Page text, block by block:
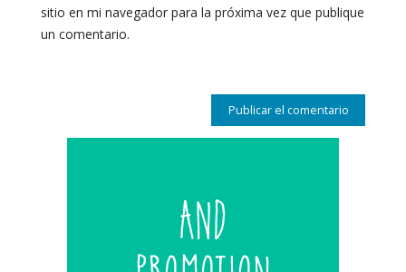
sitio en mi navegador para la próxima vez que publique
un comentario.